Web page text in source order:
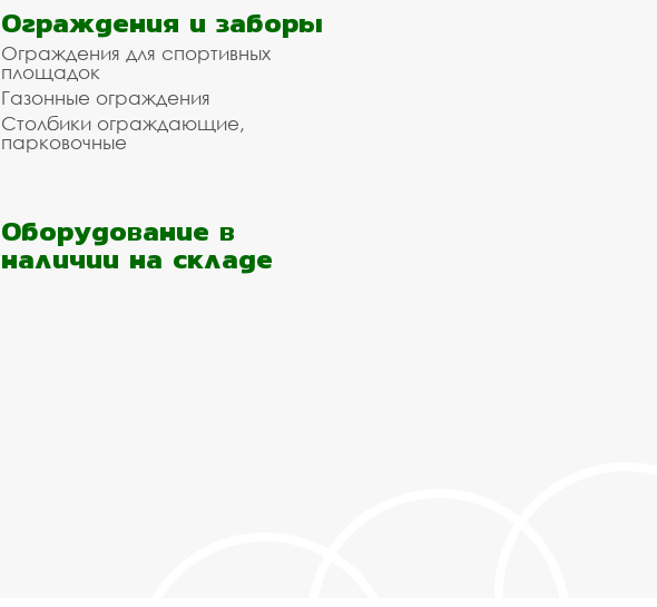
Ограждения и заборы
Ограждения для спортивных
площадок
Газонные ограждения
Столбики ограждающие,
парковочные
Оборудование в
наличии на складе